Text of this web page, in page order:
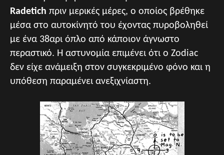
Radetich πριν μερικές μέρες, ο οποίος βρέθηκε
μέσα στο αυτοκίνητό του έχοντας πυροβοληθεί
με ένα 38αρι όπλο από κάποιον άγνωστο
περαστικό. Η αστυνομία επιμένει ότι ο Zodiac
δεν είχε ανάμειξη στον συγκεκριμένο φόνο και η
υπόθεση παραμένει ανεξιχνίαστη.